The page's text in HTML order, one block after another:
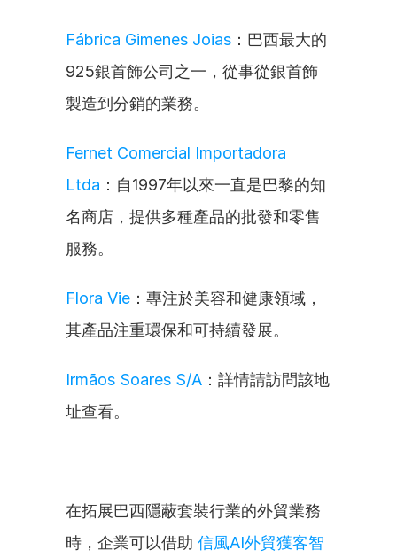
Fábrica Gimenes Joias ：巴西最大的
925銀首飾公司之一，從事從銀首飾
製造到分銷的業務。
Fernet Comercial Importadora
Ltda ：自1997年以來一直是巴黎的知
名商店，提供多種產品的批發和零售
服務。
Flora Vie ：專注於美容和健康領域，
其產品注重環保和可持續發展。
Irmãos Soares S/A ：詳情請訪問該地
址查看。
在拓展巴西隱蔽套裝行業的外貿業務
時，企業可以借助 信風AI外貿獲客智